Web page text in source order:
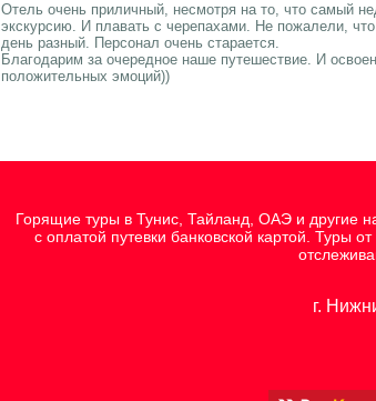
Отель очень приличный, несмотря на то, что самый
экскурсию. И плавать с черепахами. Не пожалели,
день разный. Персонал очень старается.
Благодарим за очередное наше путешествие. И
положительных эмоций))
Горящие туры в Тунис, Тайланд, ОАЭ и другие
с оплатой путевки банковской картой. Туры
г.